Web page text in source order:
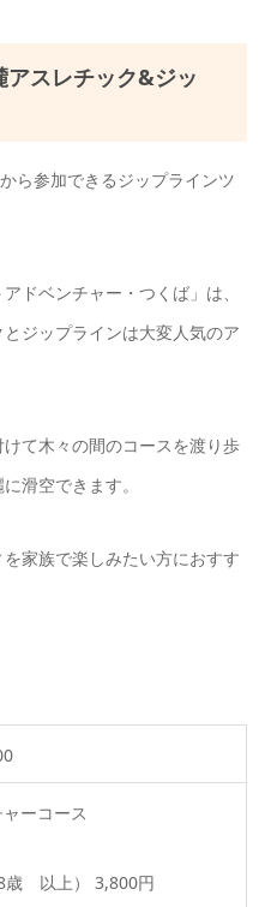
アスレチック&ジッ
ら参加できるジップラインツ
ドベンチャー・つくば」は、
ジップラインは大変人気のア
て木々の間のコースを渡り歩
滑空できます。
家族で楽しみたい方におすす
ーコース
以上） 3,800円